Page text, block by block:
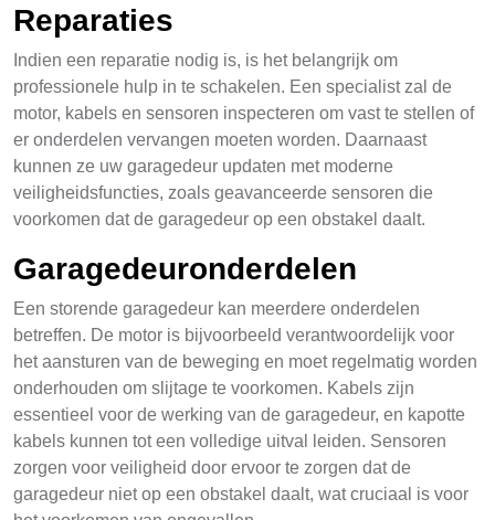
Reparaties
Indien een reparatie nodig is, is het belangrijk om
professionele hulp in te schakelen. Een specialist zal de
motor, kabels en sensoren inspecteren om vast te stellen of
er onderdelen vervangen moeten worden. Daarnaast
kunnen ze uw garagedeur updaten met moderne
veiligheidsfuncties, zoals geavanceerde sensoren die
voorkomen dat de garagedeur op een obstakel daalt.
Garagedeuronderdelen
Een storende garagedeur kan meerdere onderdelen
betreffen. De motor is bijvoorbeeld verantwoordelijk voor
het aansturen van de beweging en moet regelmatig worden
onderhouden om slijtage te voorkomen. Kabels zijn
essentieel voor de werking van de garagedeur, en kapotte
kabels kunnen tot een volledige uitval leiden. Sensoren
zorgen voor veiligheid door ervoor te zorgen dat de
garagedeur niet op een obstakel daalt, wat cruciaal is voor